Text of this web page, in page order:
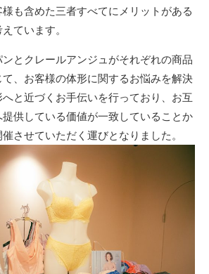
も含めた三者すべてにメリットがある
ています。
とクレールアンジュがそれぞれの商品
、お客様の体形に関するお悩みを解決
と近づくお手伝いを行っており、お互
供している価値が一致していることか
させていただく運びとなりました。